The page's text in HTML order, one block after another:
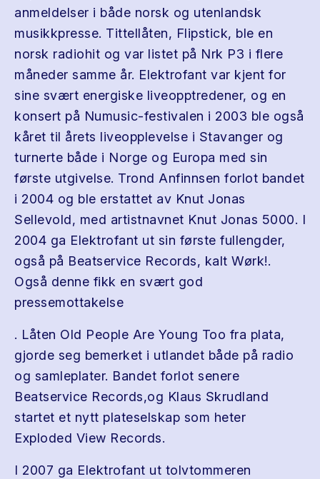
anmeldelser i både norsk og utenlandsk
musikkpresse. Tittellåten, Flipstick, ble en
norsk radiohit og var listet på Nrk P3 i flere
måneder samme år. Elektrofant var kjent for
sine svært energiske liveopptredener, og en
konsert på Numusic-festivalen i 2003 ble også
kåret til årets liveopplevelse i Stavanger og
turnerte både i Norge og Europa med sin
første utgivelse. Trond Anfinnsen forlot bandet
i 2004 og ble erstattet av Knut Jonas
Sellevold, med artistnavnet Knut Jonas 5000. I
2004 ga Elektrofant ut sin første fullengder,
også på Beatservice Records, kalt Wørk!.
Også denne fikk en svært god
pressemottakelse
. Låten Old People Are Young Too fra plata,
gjorde seg bemerket i utlandet både på radio
og samleplater. Bandet forlot senere
Beatservice Records,og Klaus Skrudland
startet et nytt plateselskap som heter
Exploded View Records.
I 2007 ga Elektrofant ut tolvtommeren